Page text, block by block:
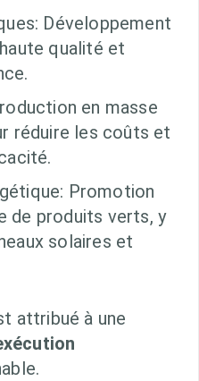
Développement
qualité et
en masse
réduire les coûts et
Promotion
de produits verts, y
solaires et
attribué à une